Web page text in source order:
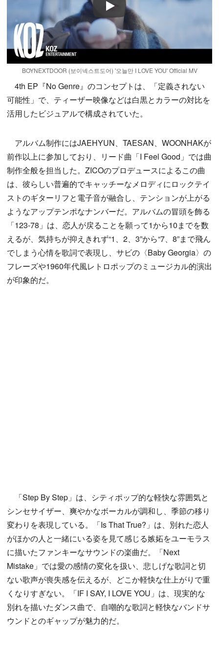
Play
BOYNEXTDOOR (보이넥스트도어) '오늘만 I LOVE YOU' Official MV
4th EP『No Genre』のコンセプトは、「定義されない
可能性」で、ティーザー映像などは白黒とカラーの対比を
活用したビジュアルで構成されていた。
アルバム制作にはJAEHYUN、TAESAN、WOONHAKが
前作以上に参加しており、リード曲「I Feel Good」では曲
制作全般を担当した。ZICOのプロデュースによるこの曲
は、彼らしい普遍的でキャッチーなメロディにロックテイ
ストのギターリフと電子音が融合し、テンションが上がる
ようなアップテンポなナンバーだ。アルバムの冒頭を飾る
「123-78」は、恋人が戻ることを願って1から10までを数
えるが、気持ちが抑えきれず“1、2、3”から“7、8”まで飛ん
でしまう心情を歌詞で表現し、サビの〈Baby Georgia〉の
フレーズや1960年代風レトロポップのミュージカル的演出
が印象的だ。
「Step By Step」は、シティポップ的な軽快な雰囲気と
シンセサイザー、爽やかなボーカルが調和し、季節の移り
変わりを表現している。「Is That True?」は、別れた恋人
がほかの人と一緒にいる姿を見て感じる嫉妬をユーモラス
に描いたファンキーなサウンドの楽曲だ。「Next
Mistake」では愛の感情の変化を扱い、悲しげな歌詞と切
ない歌声が喪失感を伝えるが、どこか軽快な仕上がりで重
くなりすぎない。「IF I SAY, I LOVE YOU」は、現実的な
別れを描いたダンス曲で、自嘲的な歌詞と軽快なバンドサ
ウンドとのギャップが魅力的だ。